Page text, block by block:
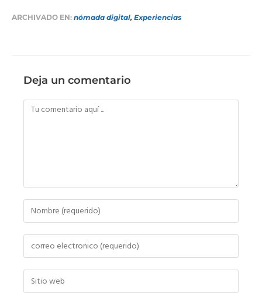
ARCHIVADO EN: nómada digital, Experiencias
Deja un comentario